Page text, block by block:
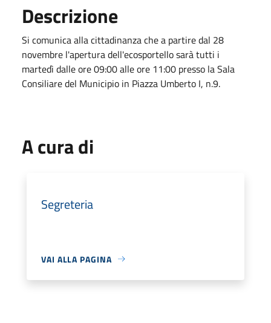
Descrizione
Si comunica alla cittadinanza che a partire dal 28
novembre l'apertura dell'ecosportello sarà tutti i
martedì dalle ore 09:00 alle ore 11:00 presso la Sala
Consiliare del Municipio in Piazza Umberto I, n.9.
A cura di
Segreteria
VAI ALLA PAGINA